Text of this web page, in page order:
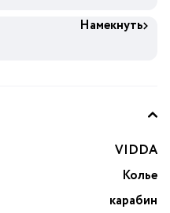
Намекнуть
VIDDA
Колье
карабин